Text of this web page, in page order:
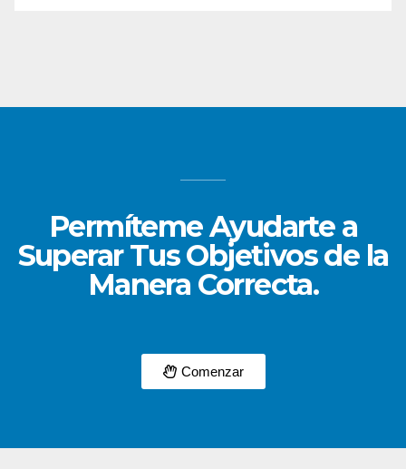
Permíteme Ayudarte a
Superar Tus Objetivos de la
Manera Correcta.
Comenzar